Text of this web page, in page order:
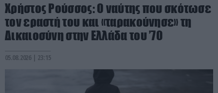
Χρήστος Ρούσσος: Ο ναύτης που σκότωσε
τον εραστή του και «ταρακούνησε» τη
Δικαιοσύνη στην Ελλάδα του ’70
05.08.2026 | 23:15